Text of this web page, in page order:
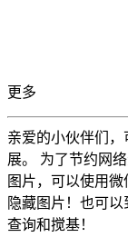
更多
亲爱的小伙伴们
展。 为了节约网
图片，可以使用微
隐藏图片！也可以
查询和搅基！